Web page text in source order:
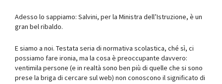
Adesso lo sappiamo: Salvini, per la Ministra dell’Istruzione, è un
gran bel ribaldo.
E siamo a noi. Testata seria di normativa scolastica, ché sì, ci
possiamo fare ironia, ma la cosa è preoccupante davvero:
ventimila persone (e in realtà sono ben più di quelle che si sono
prese la briga di cercare sul web) non conoscono il significato di